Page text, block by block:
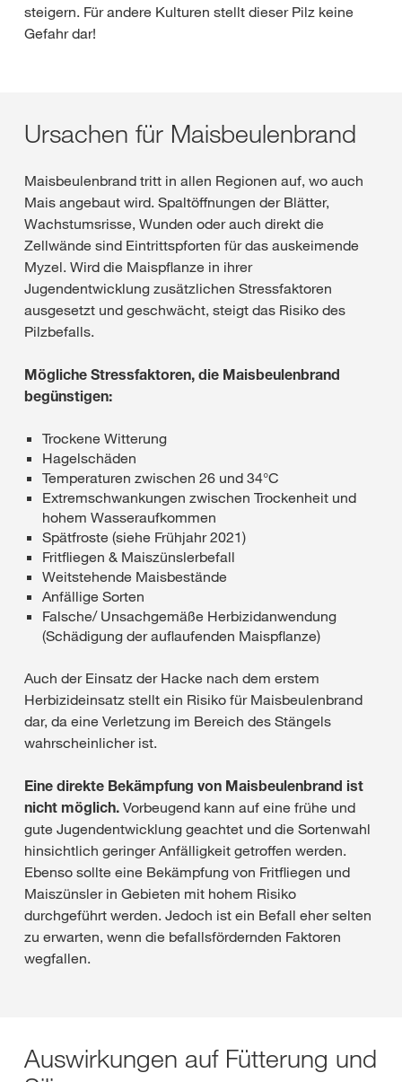
steigern. Für andere Kulturen stellt dieser Pilz keine
Gefahr dar!
Ursachen für Maisbeulenbrand
Maisbeulenbrand tritt in allen Regionen auf, wo auch
Mais angebaut wird. Spaltöffnungen der Blätter,
Wachstumsrisse, Wunden oder auch direkt die
Zellwände sind Eintrittspforten für das auskeimende
Myzel. Wird die Maispflanze in ihrer
Jugendentwicklung zusätzlichen Stressfaktoren
ausgesetzt und geschwächt, steigt das Risiko des
Pilzbefalls.
Mögliche Stressfaktoren, die Maisbeulenbrand
begünstigen:
Trockene Witterung
Hagelschäden
Temperaturen zwischen 26 und 34°C
Extremschwankungen zwischen Trockenheit und
hohem Wasseraufkommen
Spätfroste (siehe Frühjahr 2021)
Fritfliegen & Maiszünslerbefall
Weitstehende Maisbestände
Anfällige Sorten
Falsche/ Unsachgemäße Herbizidanwendung
(Schädigung der auflaufenden Maispflanze)
Auch der Einsatz der Hacke nach dem erstem
Herbizideinsatz stellt ein Risiko für Maisbeulenbrand
dar, da eine Verletzung im Bereich des Stängels
wahrscheinlicher ist.
Eine direkte Bekämpfung von Maisbeulenbrand ist
nicht möglich. Vorbeugend kann auf eine frühe und
gute Jugendentwicklung geachtet und die Sortenwahl
hinsichtlich geringer Anfälligkeit getroffen werden.
Ebenso sollte eine Bekämpfung von Fritfliegen und
Maiszünsler in Gebieten mit hohem Risiko
durchgeführt werden. Jedoch ist ein Befall eher selten
zu erwarten, wenn die befallsfördernden Faktoren
wegfallen.
Auswirkungen auf Fütterung und